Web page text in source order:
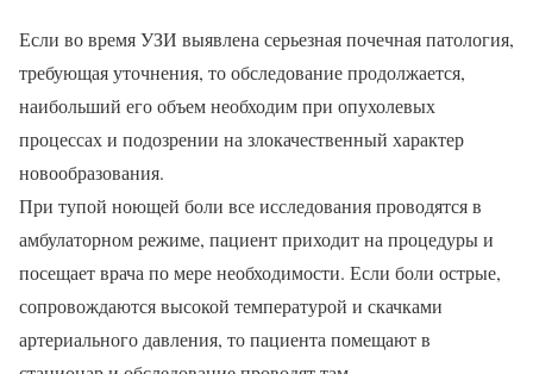
Если во время УЗИ выявлена серьезная почечная патология,
требующая уточнения, то обследование продолжается,
наибольший его объем необходим при опухолевых
процессах и подозрении на злокачественный характер
новообразования.
При тупой ноющей боли все исследования проводятся в
амбулаторном режиме, пациент приходит на процедуры и
посещает врача по мере необходимости. Если боли острые,
сопровождаются высокой температурой и скачками
артериального давления, то пациента помещают в